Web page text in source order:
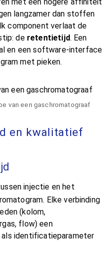
langzamer dan stoffen
component verlaat de
de retentietijd. Een
en een software-interface
met pieken.
van een gaschromatograaf
en kwalitatief
injectie en het
Elke verbinding
(kolom,
flow) een
identificatieparameter